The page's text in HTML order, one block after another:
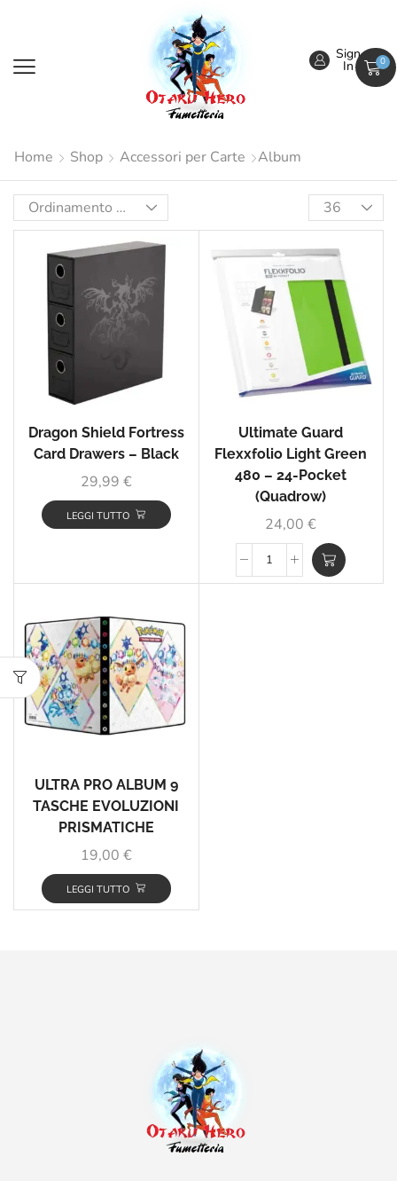
Sign
In 0
Home Shop Accessori per Carte Album
Dragon Shield Fortress
Card Drawers – Black
29,99 €
LEGGI TUTTO
Ultimate Guard
Flexxfolio Light Green
480 – 24-Pocket
(Quadrow)
24,00€
ULTRA PRO ALBUM 9
TASCHE EVOLUZIONI
PRISMATICHE
19,00 €
LEGGI TUTTO